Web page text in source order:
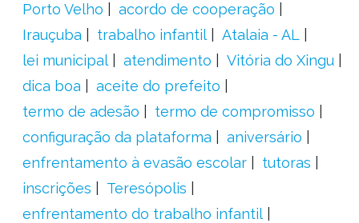
Porto Velho
acordo de cooperação
Irauçuba
trabalho infantil
Atalaia - AL
lei municipal
atendimento
Vitória do Xingu
dica boa
aceite do prefeito
termo de adesão
termo de compromisso
configuração da plataforma
aniversário
enfrentamento à evasão escolar
tutoras
inscrições
Teresópolis
enfrentamento do trabalho infantil